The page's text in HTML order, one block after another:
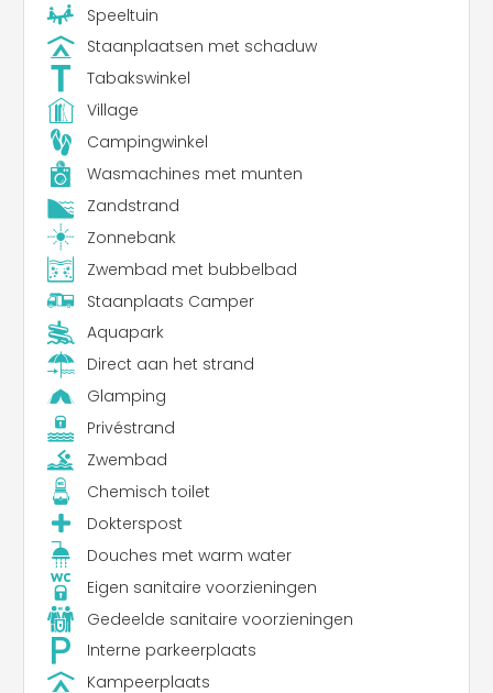
Speeltuin
Staanplaatsen met schaduw
Tabakswinkel
Village
Campingwinkel
Wasmachines met munten
Zandstrand
Zonnebank
Zwembad met bubbelbad
Staanplaats Camper
Aquapark
Direct aan het strand
Glamping
Privéstrand
Zwembad
Chemisch toilet
Dokterspost
Douches met warm water
Eigen sanitaire voorzieningen
Gedeelde sanitaire voorzieningen
Interne parkeerplaats
Kampeerplaats